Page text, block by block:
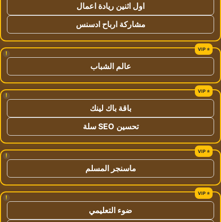
اول اثنين ريادة اعمال
مشاركة ارباح ادسنس
!
عالم الشباب
!
باقة باك لينك
تحسين SEO سلة
!
ماسنجر المسلم
!
ضوء التعليمي